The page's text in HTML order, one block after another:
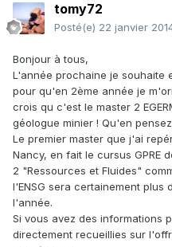
tomy72
Posté(e) 22 janvier
Bonjour à tous,
L'année prochaine je souhaite
pour qu'en 2ème année je
crois qu c'est le master 2
géologue minier ! Qu'en
Le premier master que j'ai
Nancy, en fait le cursus GPRE
2 "Ressources et Fluides"
l'ENSG sera certainement
l'année.
Si vous avez des informations
directement recueillies sur